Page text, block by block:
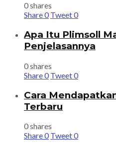
0 shares
Share0 Tweet0
Apa Itu Plimsoll
Penjelasannya
0 shares
Share0 Tweet0
Cara
Terbaru
0 shares
Share0 Tweet0